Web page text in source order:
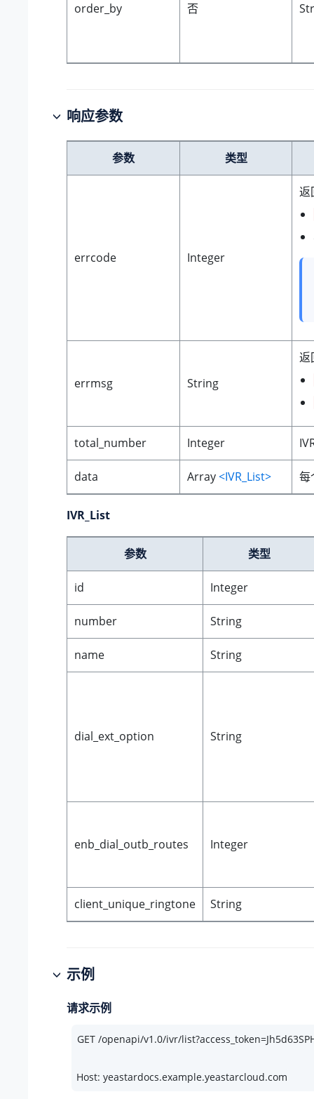
order_by 否
响应参数
参数 类型
errcode Integer
返
errmsg String
返
total_number Integer
data Array<IVR_List> 每
IVR_List
参数 类型
id Integer
number String
name String
dial_ext_option String
enb_dial_outb_routes Integer
client_unique_ringtone String
示例
请求示例
Host: yeastardocs.example.yeastarcloud.com